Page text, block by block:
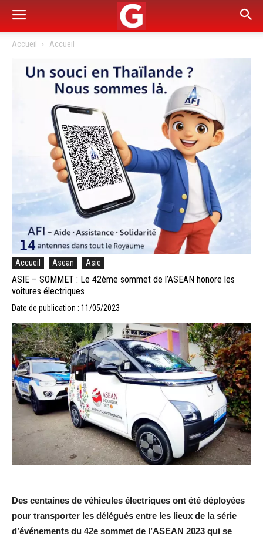
Accueil Accueil
Accueil Asean Asie
ASIE – SOMMET : Le 42ème sommet de l’ASEAN honore les
voitures électriques
Date de publication : 11/05/2023
Des centaines de véhicules électriques ont été déployées
pour transporter les délégués entre les lieux de la série
d’événements du 42e sommet de l’ASEAN 2023 qui se